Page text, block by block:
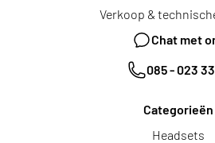
Verkoop &
Chat met
085 - 023
Categorieën
Headsets